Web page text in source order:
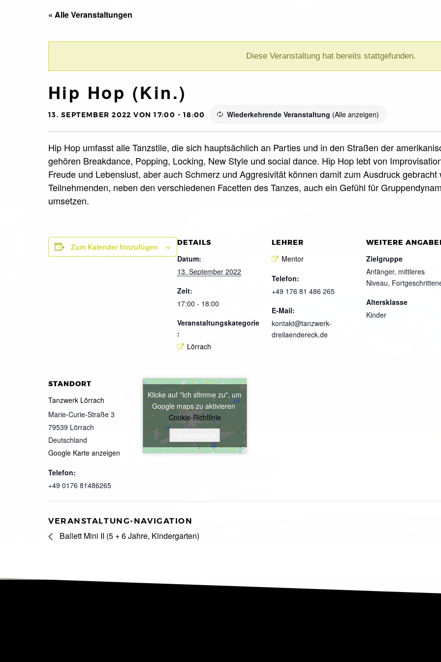
« Alle Veranstaltungen
Diese Veranstaltung hat bereits stattgefunden.
Hip Hop (Kin.)
13. SEPTEMBER 2022 VON 17:00 - 18:00 Wiederkehrende Veranstaltung (Alle anzeigen)
Hip Hop umfasst alle Tanzstile, die sich hauptsächlich an Parties und in den Straßen der
gehören Breakdance, Popping, Locking, New Style und social dance. Hip Hop lebt von
Freude und Lebenslust, aber auch Schmerz und Aggresivität können damit zum Ausdruck
Teilnehmenden, neben den verschiedenen Facetten des Tanzes, auch ein Gefühl für
umsetzen.
Zum Kalender hinzufügen DETAILS
Datum:
13. September 2022
Zeit:
17:00 - 18:00
Veranstaltungskategorie
:
Lörrach
LEHRER
Mentor
Telefon:
+49 176 81 486 265
E-Mail:
kontakt@tanzwerk-
dreilaendereck.de
WEITERE
Zielgruppe
Anfänger, mittleres
Niveau,
Altersklasse
Kinder
STANDORT
Tanzwerk Lörrach
Marie-Curie-Straße 3
79539 Lörrach
Deutschland
Google Karte anzeigen
Telefon:
+49 0176 81486265
Klicke auf "Ich stimme zu", um
Google maps zu aktivieren
Cookie-Richtlinie
VERANSTALTUNG-NAVIGATION
Ballett Mini II (5 + 6 Jahre, Kindergarten)